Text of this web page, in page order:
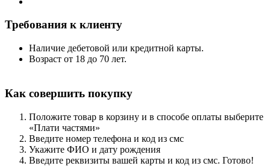
Требования к клиенту
Наличие дебетовой или кредитной карты.
Возраст от 18 до 70 лет.
Как совершить покупку
Положите товар в корзину и в способе оплаты выберите
«Плати частями»
Введите номер телефона и код из смс
Укажите ФИО и дату рождения
Введите реквизиты вашей карты и код из смс. Готово!